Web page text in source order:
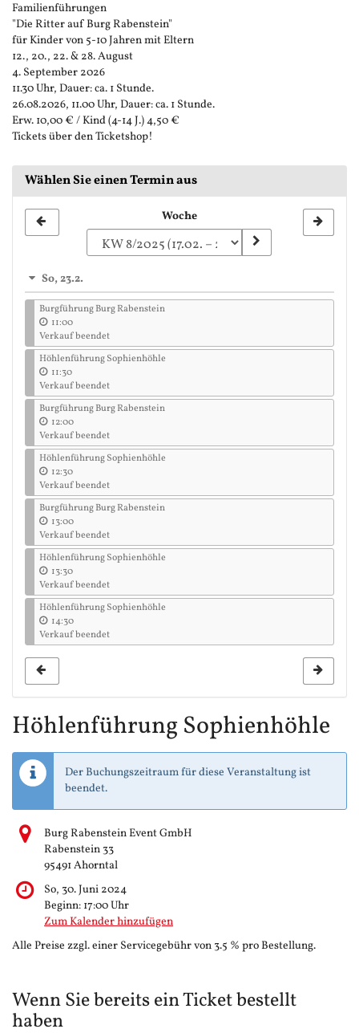
Familienführungen
"Die Ritter auf Burg Rabenstein"
für Kinder von 5-10 Jahren mit Eltern
12., 20., 22. & 28. August
4. September 2026
11.30 Uhr, Dauer: ca. 1 Stunde.
26.08.2026, 11.00 Uhr, Dauer: ca. 1 Stunde.
Erw. 10,00 € / Kind (4-14 J.) 4,50 €
Tickets über den Ticketshop!
Wählen Sie einen Termin aus
zur
auswählen
Woche
So, 23.2.
Burgführung Burg Rabenstein
11:00
Verkauf beendet
Höhlenführung Sophienhöhle
11:30
Verkauf beendet
Burgführung Burg Rabenstein
12:00
Verkauf beendet
Höhlenführung Sophienhöhle
12:30
Verkauf beendet
Burgführung Burg Rabenstein
13:00
Verkauf beendet
Höhlenführung Sophienhöhle
13:30
Verkauf beendet
Höhlenführung Sophienhöhle
14:30
Verkauf beendet
Höhlenführung Sophienhöhle
Der Buchungszeitraum für diese Veranstaltung ist
beendet.
Burg Rabenstein Event GmbH
Rabenstein 33
95491 Ahorntal
So, 30. Juni 2024
Beginn: 17:00Uhr
Zum Kalender hinzufügen
Alle Preise zzgl. einer Servicegebühr von 3.5 % pro Bestellung.
Wenn Sie bereits ein Ticket bestellt
haben